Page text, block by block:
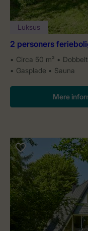
Luksus
2 personers
Circa 50 m²
Gasplade
Sauna
Mere